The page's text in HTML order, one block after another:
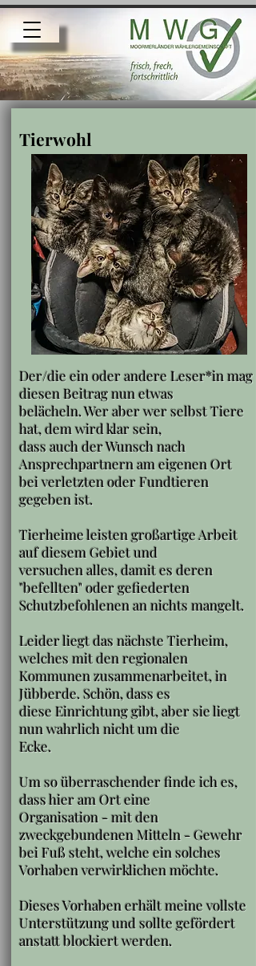
Tierwohl
Der/die ein oder andere Leser*in mag
diesen Beitrag nun etwas
belächeln. Wer aber wer selbst Tiere
hat, dem wird klar sein,
dass auch der Wunsch nach
Ansprechpartnern am eigenen Ort
bei verletzten oder Fundtieren
gegeben ist.
Tierheime leisten großartige Arbeit
auf diesem Gebiet und
versuchen alles, damit es deren
"befellten" oder gefiederten
Schutzbefohlenen an nichts mangelt.
Leider liegt das nächste Tierheim,
welches mit den regionalen
Kommunen zusammenarbeitet, in
Jübberde. Schön, dass es
diese Einrichtung gibt, aber sie liegt
nun wahrlich nicht um die
Ecke.
Um so überraschender finde ich es,
dass hier am Ort eine
Organisation - mit den
zweckgebundenen Mitteln - Gewehr
bei Fuß steht, welche ein solches
Vorhaben verwirklichen möchte.
Dieses Vorhaben erhält meine vollste
Unterstützung und sollte gefördert
anstatt blockiert werden.